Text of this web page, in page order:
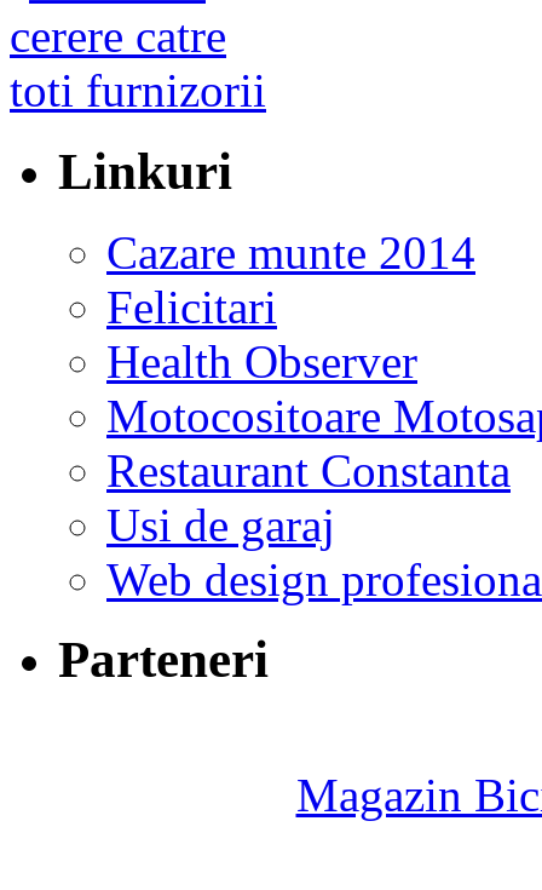
Linkuri
Cazare munte 2014
Felicitari
Health Observer
Motocositoare
Restaurant Constanta
Usi de garaj
Web design
Parteneri
Magazin